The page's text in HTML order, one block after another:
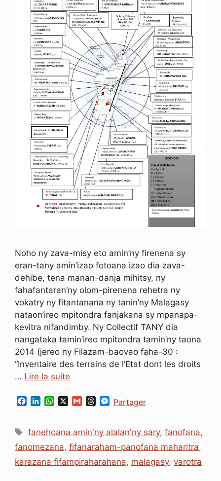
Noho ny zava-misy eto amin’ny firenena sy
eran-tany amin’izao fotoana izao dia zava-
dehibe, tena manan-danja mihitsy, ny
fahafantaran’ny olom-pirenena rehetra ny
vokatry ny fitantanana ny tanin’ny Malagasy
nataon’ireo mpitondra fanjakana sy mpanapa-
kevitra nifandimby. Ny Collectif TANY dia
nangataka tamin’ireo mpitondra tamin’ny taona
2014 (jereo ny Filazam-baovao faha-30 :
“Inventaire des terrains de l’Etat dont les droits
… Lire la suite
e
o
o
k
d
I
W
t
A
p
G
i
e
a
d
s
M
s
n
g
Partager
Étiquettes
fanehoana amin'ny alalan'ny sary,fanofana,
fanomezana, fifanaraham-panofana maharitra,
karazana fifampiraharahana, malagasy, varotra